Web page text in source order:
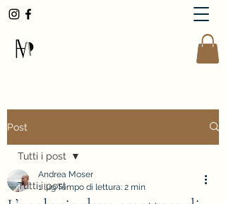
Post
Tutti i post
Tutti i post
Andrea Moser
1 lugTempo di lettura: 2 min